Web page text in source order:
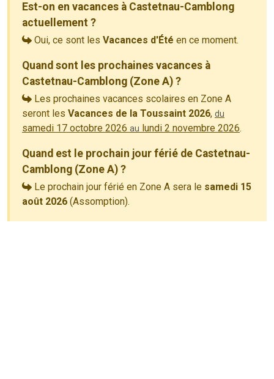
Est-on en vacances à Castetnau-Camblong
actuellement ?
Oui, ce sont les Vacances d'Été en ce moment.
Quand sont les prochaines vacances à
Castetnau-Camblong (Zone A) ?
Les prochaines vacances scolaires en Zone A
seront les Vacances de la Toussaint 2026, du
samedi 17 octobre 2026 au lundi 2 novembre 2026.
Quand est le prochain jour férié de Castetnau-
Camblong (Zone A) ?
Le prochain jour férié en Zone A sera le samedi 15
août 2026 (Assomption).